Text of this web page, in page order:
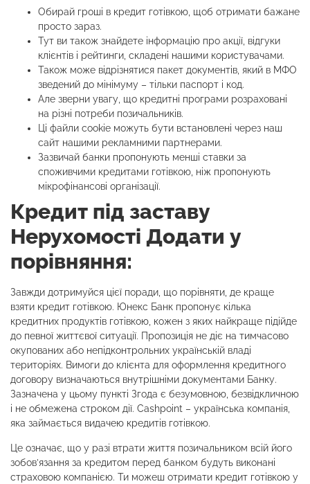
Обирай гроші в кредит готівкою, щоб отримати бажане
просто зараз.
Тут ви також знайдете інформацію про акції, відгуки
клієнтів і рейтинги, складені нашими користувачами.
Також може відрізнятися пакет документів, який в МФО
зведений до мінімуму – тільки паспорт і код.
Але зверни увагу, що кредитні програми розраховані
на різні потреби позичальників.
Ці файли cookie можуть бути встановлені через наш
сайт нашими рекламними партнерами.
Зазвичай банки пропонують менші ставки за
споживчими кредитами готівкою, ніж пропонують
мікрофінансові організації.
Кредит під заставу
Нерухомості Додати у
порівняння:
Завжди дотримуйся цієї поради, що порівняти, де краще
взяти кредит готівкою. Юнекс Банк пропонує кілька
кредитних продуктів готівкою, кожен з яких найкраще підійде
до певної життєвої ситуації. Пропозиція не діє на тимчасово
окупованих або непідконтрольних українській владі
територіях. Вимоги до клієнта для оформлення кредитного
договору визначаються внутрішніми документами Банку.
Зазначена у цьому пункті Згода є безумовною, безвідкличною
і не обмежена строком дії. Cashpoint – українська компанія,
яка займається видачею кредитів готівкою.
Це означає, що у разі втрати життя позичальником всій його
зобов’язання за кредитом перед банком будуть виконані
страховою компанією. Ти можеш отримати кредит готівкою у